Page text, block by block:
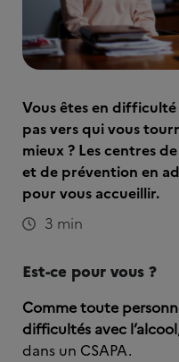
Vous êtes en difficulté
pas vers qui vous
mieux ? Les centres
et de prévention en
pour vous accueillir.
3 min
Est-ce pour vous ?
Comme toute
difficultés avec l’alcool
dans un CSAPA.